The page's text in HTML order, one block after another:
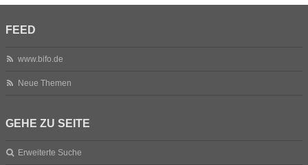
FEED
www.bifo.de
Neue Themen
GEHE ZU SEITE
Erweiterte Suche